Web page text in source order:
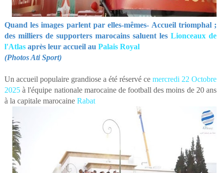
Quand les images parlent par elles-mêmes- Accueil triomphal ;
des milliers de supporters marocains saluent lesLionceaux de
l'Atlasaprès leur accueil au Palais Royal
(Photos Ati Sport)
Un accueil populaire grandiose a été réservé cemercredi 22 Octobre
2025à l'équipe nationale marocaine de football des moins de 20 ans
à la capitale marocaine Rabat